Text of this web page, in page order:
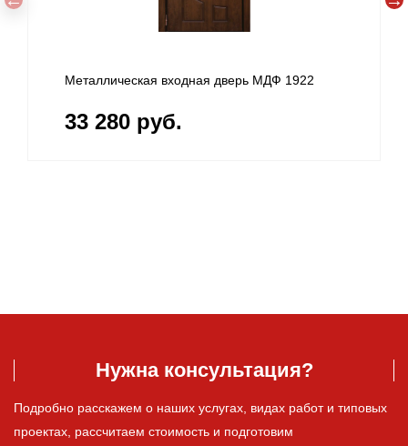
Стальная входная дверь МДФ 1921
33 280 руб.
Нужна консультация?
Подробно расскажем о наших услугах, видах работ и типовых
проектах, рассчитаем стоимость и подготовим